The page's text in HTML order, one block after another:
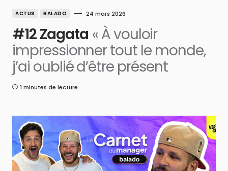
ACTUS BALADO 24 mars 2026
#12 Zagata « À vouloir
impressionner tout le monde,
j’ai oublié d’être présent
1 minutes de lecture